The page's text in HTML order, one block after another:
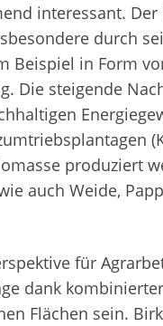
interessant.
durch
Beispiel in Form
Die steigende
produziert
auch Weide,
für
dank
Flächen sein.